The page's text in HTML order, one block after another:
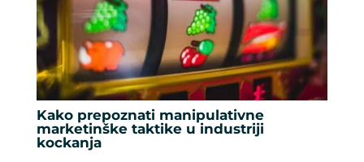
Kako prepoznati manipulativne
marketinške taktike u industriji
kockanja